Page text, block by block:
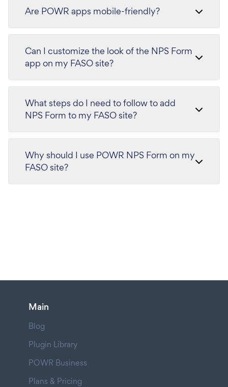
Are POWR apps mobile-friendly?
Can I customize the look of the NPS Form
app on my FASO site?
What steps do I need to follow to add
NPS Form to my FASO site?
Why should I use POWR NPS Form on my
FASO site?
Main
Blog
Plugin Library
POWR Business
Plans & Pricing